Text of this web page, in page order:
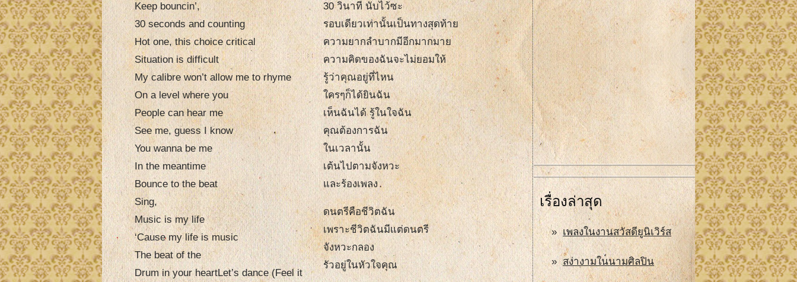
เรื่องล่าสุด
เพลงในงานสวัสดียูนิเวิร์ส
สง่างามในนามศิลปิน
Keep bouncin’,
30 seconds and counting
Hot one, this choice critical
Situation is difficult
My calibre won’t allow me to rhyme
On a level where you
People can hear me
See me, guess I know
You wanna be me
In the meantime
Bounce to the beat
Sing,
Music is my life
‘Cause my life is music
The beat of the
Drum in your heartLet’s dance (Feel it
30 วินาที นับไว้ซะ
รอบเดียวเท่านั้นเป็นทางสุดท้าย
ความยากลำบากมีอีกมากมาย
ความคิดของฉันจะไม่ยอมให้
รู้ว่าคุณอยู่ที่ไหน
ใครๆก็ได้ยินฉัน
เห็นฉันได้ รู้ในใจฉัน
คุณต้องการฉัน
ในเวลานั้น
เต้นไปตามจังหวะ
และร้องเพลง
ดนตรีคือชีวิตฉัน
เพราะชีวิตฉันมีแต่ดนตรี
จังหวะกลอง
รัวอยู่ในหัวใจคุณ